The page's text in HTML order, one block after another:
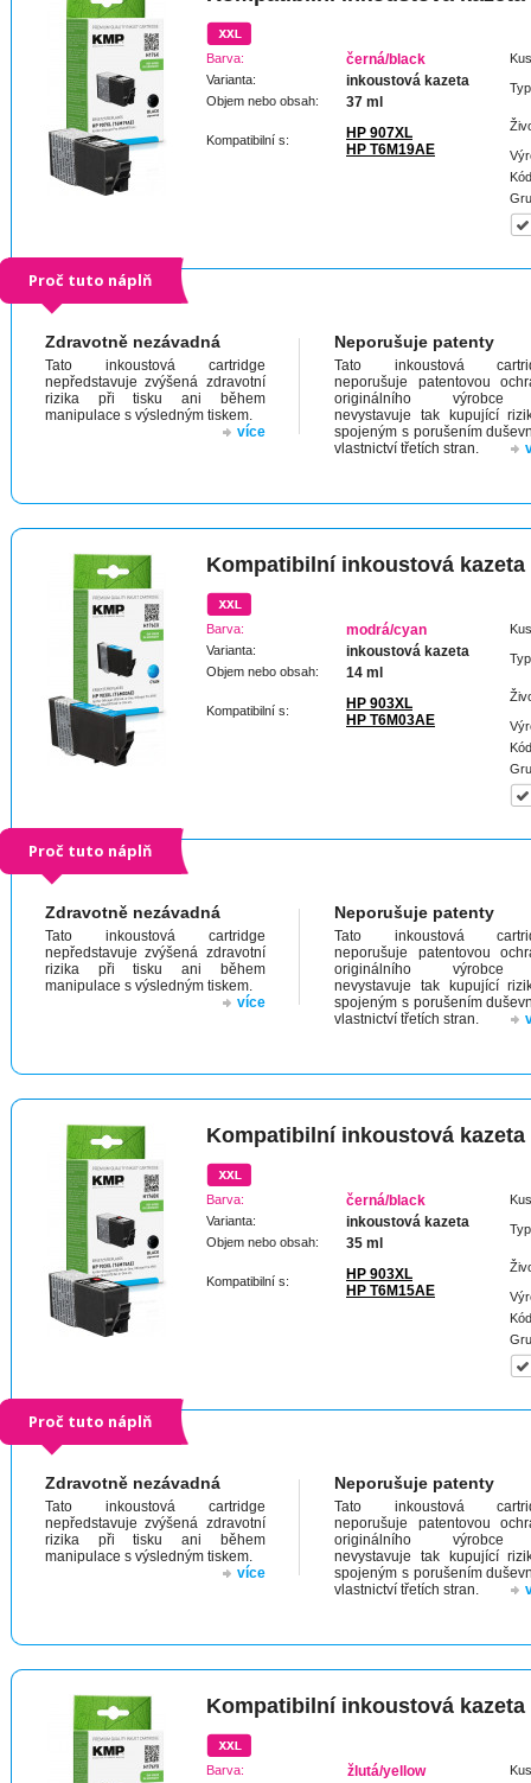
Barva: černá/black
Varianta: inkoustová kazeta
Objem nebo obsah: 37 ml
Kompatibilní s:
HP 907XL
HP T6M19AE
Proč tuto náplň
Zdravotně nezávadná
Tato inkoustová cartridge
nepředstavuje zvýšená zdravotní
rizika při tisku ani během
manipulace s výsledným tiskem.
více
Neporušuje patenty
Tato inkoustová
neporušuje patentovou
originálního
nevystavuje tak kupující
spojeným s porušením
vlastnictví třetích stran.
Kompatibilní inkoustová kazeta
Barva: modrá/cyan
Varianta: inkoustová kazeta
Objem nebo obsah: 14 ml
Kompatibilní s:
HP 903XL
HP T6M03AE
Proč tuto náplň
Zdravotně nezávadná
Tato inkoustová cartridge
nepředstavuje zvýšená zdravotní
rizika při tisku ani během
manipulace s výsledným tiskem.
více
Neporušuje patenty
Tato inkoustová
neporušuje patentovou
originálního
nevystavuje tak kupující
spojeným s porušením
vlastnictví třetích stran.
Kompatibilní inkoustová kazeta
Barva: černá/black
Varianta: inkoustová kazeta
Objem nebo obsah: 35 ml
Kompatibilní s:
HP 903XL
HP T6M15AE
Proč tuto náplň
Zdravotně nezávadná
Tato inkoustová cartridge
nepředstavuje zvýšená zdravotní
rizika při tisku ani během
manipulace s výsledným tiskem.
více
Neporušuje patenty
Tato inkoustová
neporušuje patentovou
originálního
nevystavuje tak kupující
spojeným s porušením
vlastnictví třetích stran.
Kompatibilní inkoustová kazeta
Barva: žlutá/yellow